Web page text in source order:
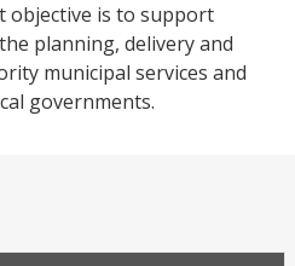
objective is to support
planning, delivery and
municipal services and
governments.